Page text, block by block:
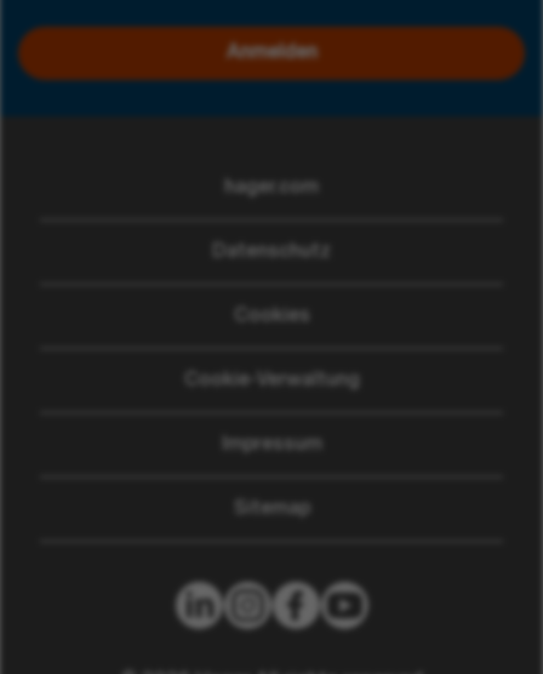
Anmelden
hager.com
Datenschutz
Cookies
Cookie-Verwaltung
Impressum
Sitemap